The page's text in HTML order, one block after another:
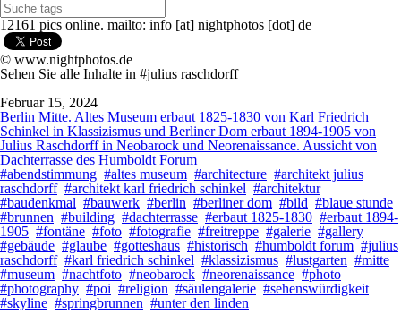
12161 pics online. mailto: info [at] nightphotos [dot] de
© www.nightphotos.de
Sehen Sie alle Inhalte in #julius raschdorff
Februar 15, 2024
Berlin Mitte. Altes Museum erbaut 1825-1830 von Karl Friedrich
Schinkel in Klassizismus und Berliner Dom erbaut 1894-1905 von
Julius Raschdorff in Neobarock und Neorenaissance. Aussicht von
Dachterrasse des Humboldt Forum
#abendstimmung #altes museum #architecture #architekt julius
raschdorff #architekt karl friedrich schinkel #architektur
#baudenkmal #bauwerk #berlin #berliner dom #bild #blaue stunde
#brunnen #building #dachterrasse #erbaut 1825-1830 #erbaut 1894-
1905 #fontäne #foto #fotografie #freitreppe #galerie #gallery
#gebäude #glaube #gotteshaus #historisch #humboldt forum #julius
raschdorff #karl friedrich schinkel #klassizismus #lustgarten #mitte
#museum #nachtfoto #neobarock #neorenaissance #photo
#photography #poi #religion #säulengalerie #sehenswürdigkeit
#skyline #springbrunnen #unter den linden